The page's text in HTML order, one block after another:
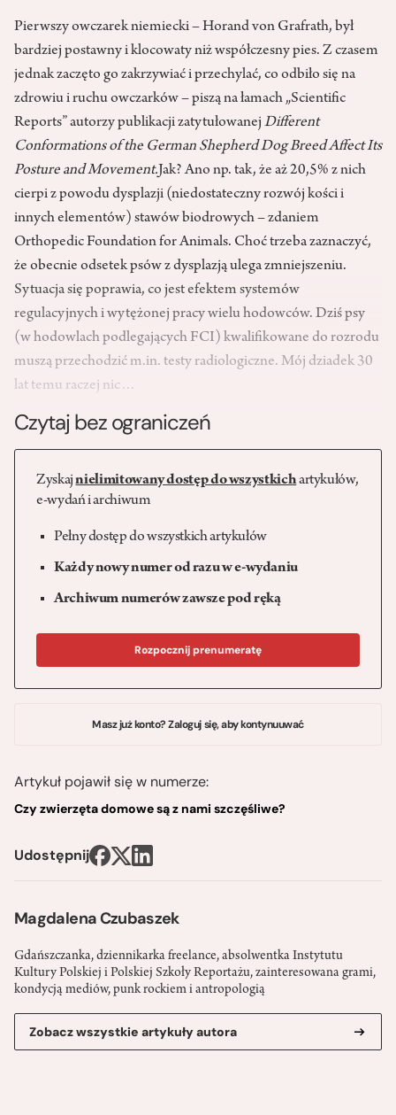
Magdalena Czubaszek
Gdańszczanka, dziennikarka freelance, absolwentka Instytutu
Kultury Polskiej i Polskiej Szkoły Reportażu, zainteresowana grami,
kondycją mediów, punk rockiem i antropologią
Zobacz wszystkie artykuły autora
Pierwszy owczarek niemiecki – Horand von Grafrath, był
bardziej postawny i klocowaty niż współczesny pies. Z czasem
jednak zaczęto go zakrzywiać i przechylać, co odbiło się na
zdrowiu i ruchu owczarków – piszą na łamach „Scientific
Reports” autorzy publikacji zatytułowanej Different
Conformations of the German Shepherd Dog Breed Affect Its
Posture and Movement.Jak? Ano np. tak, że aż 20,5% z nich
cierpi z powodu dysplazji (niedostateczny rozwój kości i
innych elementów) stawów biodrowych – zdaniem
Orthopedic Foundation for Animals. Choć trzeba zaznaczyć,
że obecnie odsetek psów z dysplazją ulega zmniejszeniu.
Sytuacja się poprawia, co jest efektem systemów
regulacyjnych i wytężonej pracy wielu hodowców. Dziś psy
(w hodowlach podlegających FCI) kwalifikowane do rozrodu
muszą przechodzić m.in. testy radiologiczne. Mój dziadek 30
lat temu raczej nic…
Czytaj bez ograniczeń
Zyskajnielimitowany dostęp do wszystkichartykułów,
e-wydań i archiwum
Pełny dostęp do wszystkich artykułów
Każdy nowy numer od razu w e-wydaniu
Archiwum numerów zawsze pod ręką
Rozpocznij prenumeratę
Masz już konto? Zaloguj się, aby kontynuuwać
Artykuł pojawił się w numerze:
Czy zwierzęta domowe są z nami szczęśliwe?
Udostępnij